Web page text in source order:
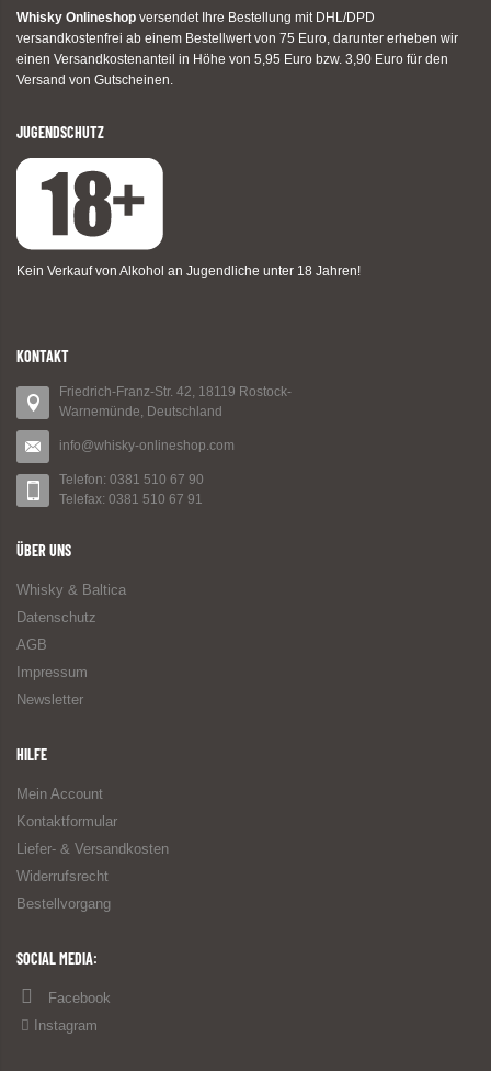
Whisky Onlineshop versendet Ihre Bestellung mit DHL/DPD
versandkostenfrei ab einem Bestellwert von 75 Euro, darunter erheben wir
einen Versandkostenanteil in Höhe von 5,95 Euro bzw. 3,90 Euro für den
Versand von Gutscheinen.
JUGENDSCHUTZ
Kein Verkauf von Alkohol an Jugendliche unter 18 Jahren!
KONTAKT
Friedrich-Franz-Str. 42, 18119 Rostock-
Warnemünde, Deutschland
info@whisky-onlineshop.com
Telefon: 0381 510 67 90
Telefax: 0381 510 67 91
ÜBER UNS
Whisky & Baltica
Datenschutz
AGB
Impressum
Newsletter
HILFE
Mein Account
Kontaktformular
Liefer- & Versandkosten
Widerrufsrecht
Bestellvorgang
SOCIAL MEDIA:
Facebook
Instagram